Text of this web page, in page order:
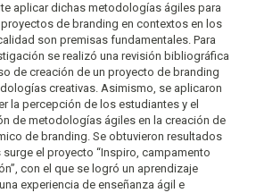
aplicar dichas metodologías ágiles para
de branding en contextos en los
son premisas fundamentales. Para
se realizó una revisión bibliográfica
de creación de un proyecto de branding
creativas. Asimismo, se aplicaron
la percepción de los estudiantes y el
de metodologías ágiles en la creación de
de branding. Se obtuvieron resultados
el proyecto “Inspiro, campamento
con el que se logró un aprendizaje
experiencia de enseñanza ágil e